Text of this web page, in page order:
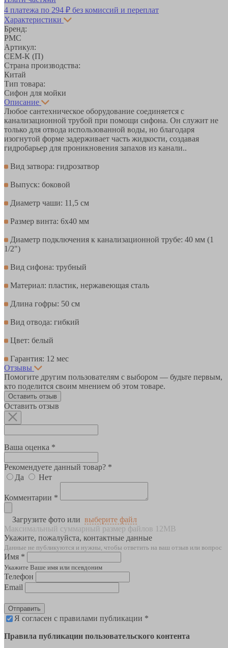
4 платежа по 294 ₽ без комиссий и переплат
Характеристики
Бренд:
РМС
Артикул:
СЕМ-К (П)
Страна производства:
Китай
Тип товара:
Сифон для мойки
Описание
Любое сантехническое оборудование соединяется с
канализационной трубой при помощи сифона. Он служит не
только для отвода использованной воды, но благодаря
изогнутой форме задерживает часть жидкости, создавая
гидробарьер для проникновения запахов из канали..
Вид затвора: гидрозатвор
Выпуск: боковой
Диаметр чаши: 11,5 см
Размер винта: 6х40 мм
Диаметр подключения к канализационной трубе: 40 мм (1
1/2")
Вид сифона: трубный
Материал: пластик, нержавеющая сталь
Длина гофры: 50 см
Вид отвода: гибкий
Цвет: белый
Гарантия: 12 мес
Отзывы
Помогите другим пользователям с выбором — будьте первым,
кто поделится своим мнением об этом товаре.
Оставить отзыв
Оставить отзыв
Ваша оценка *
Рекомендуете данный товар? *
Да
Нет
Комментарии *
Загрузите фото или выберите файл
Максимальный суммарный размер файлов 12MB
Укажите, пожалуйста, контактные данные
Данные не публикуются и нужны, чтобы ответить на ваш отзыв или вопрос
Имя *
Укажите Ваше имя или псевдоним
Телефон
Email
Отправить
Я согласен с правилами публикации *
Правила публикации пользовательского контента